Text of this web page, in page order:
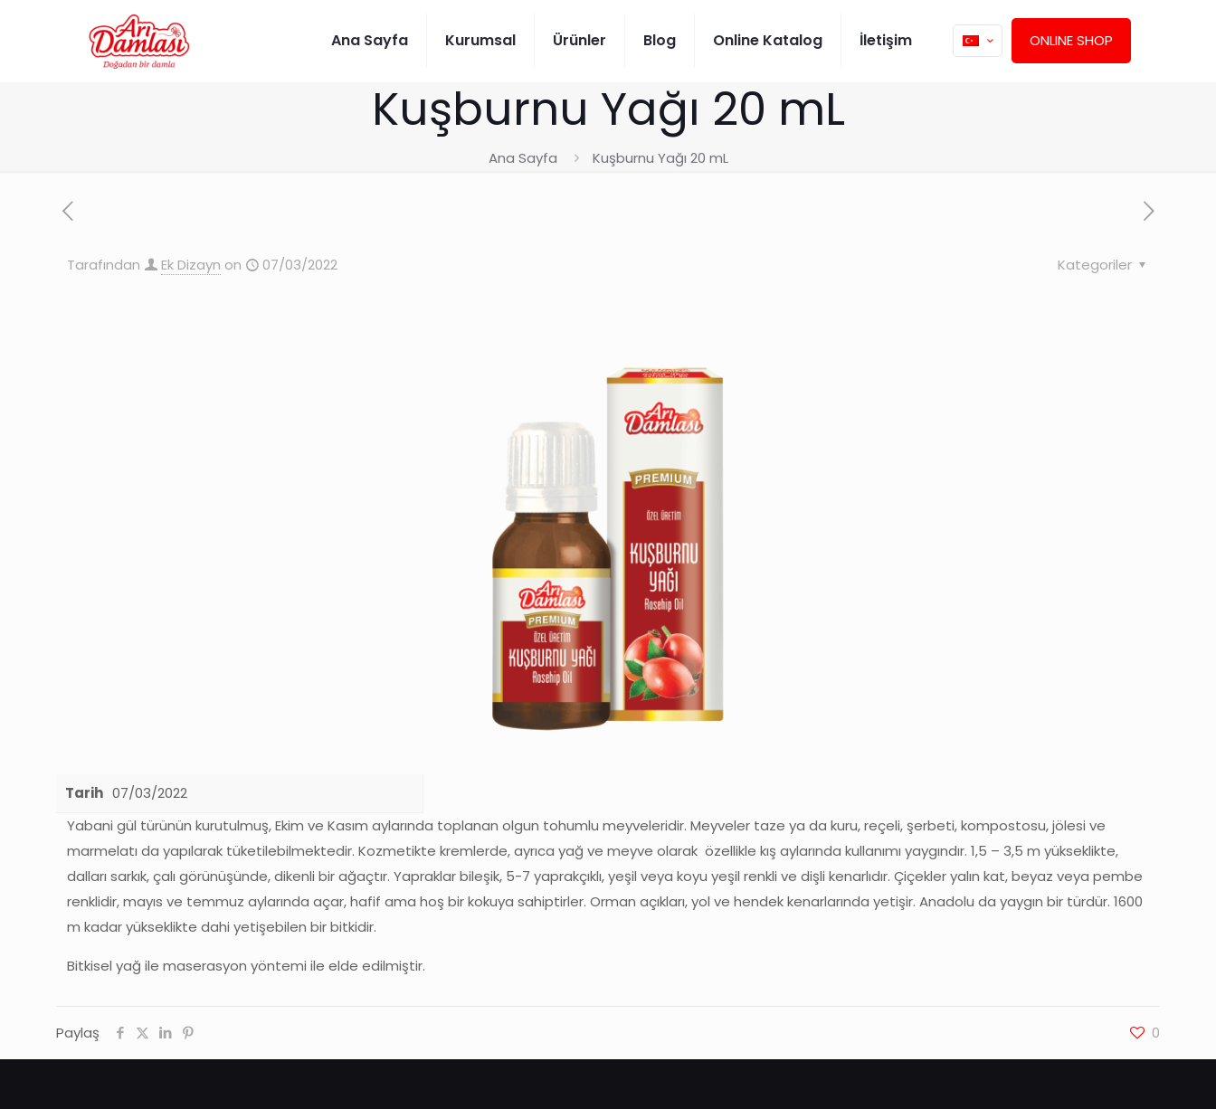
Ana Sayfa Kurumsal Ürünler Blog Online Katalog İletişim ONLINE SHOP
Kuşburnu Yağı 20 mL
Ana Sayfa Kuşburnu Yağı 20 mL
Tarafından Ek Dizayn on 07/03/2022 Kategoriler
Tarih 07/03/2022
Yabani gül türünün kurutulmuş, Ekim ve Kasım aylarında toplanan olgun tohumlu meyveleridir. Meyveler taze ya da kuru, reçeli, şerbeti, kompostosu, jölesi ve
marmelatı da yapılarak tüketilebilmektedir. Kozmetikte kremlerde, ayrıca yağ ve meyve olarak özellikle kış aylarında kullanımı yaygındır. 1,5 – 3,5 m yükseklikte,
dalları sarkık, çalı görünüşünde, dikenli bir ağaçtır. Yapraklar bileşik, 5-7 yaprakçıklı, yeşil veya koyu yeşil renkli ve dişli kenarlıdır. Çiçekler yalın kat, beyaz veya pembe
renklidir, mayıs ve temmuz aylarında açar, hafif ama hoş bir kokuya sahiptirler. Orman açıkları, yol ve hendek kenarlarında yetişir. Anadolu da yaygın bir türdür. 1600
m kadar yükseklikte dahi yetişebilen bir bitkidir.
Bitkisel yağ ile maserasyon yöntemi ile elde edilmiştir.
Paylaş 0